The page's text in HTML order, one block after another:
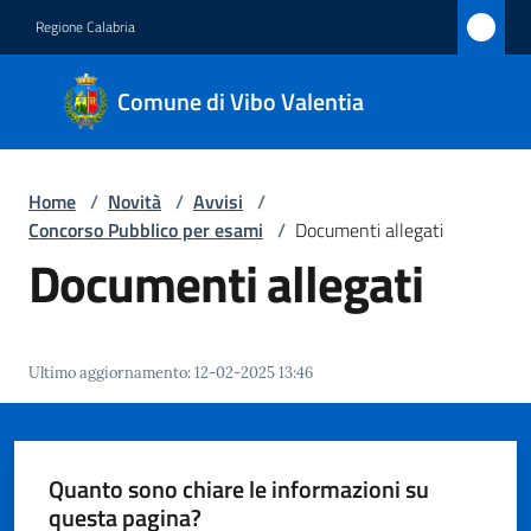
Regione Calabria
Comune di Vibo Valentia
Comune
di Vibo
Valentia
Servizi
Vivere
Vibo
Valentia
Home / Novità / Avvisi /
Concorso Pubblico per esami / Documenti allegati
Documenti allegati
Ultimo aggiornamento:12-02-2025 13:46
Quanto sono chiare le informazioni su
questa pagina?